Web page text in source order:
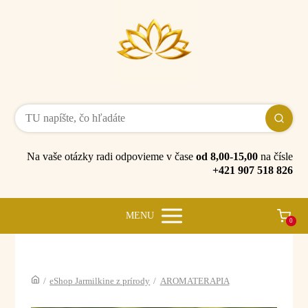
Na vaše otázky radi odpovieme v čase od 8,00-15,00na čísle
+421 907 518 826
MENU 0
/ eShop Jarmilkine z prírody / AROMATERAPIA